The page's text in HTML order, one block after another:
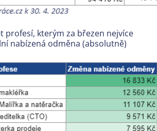
profesí, kterým za březen nejvíce
nabízená odměna (absolutně)